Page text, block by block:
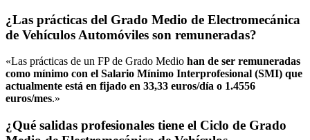
¿Las prácticas del Grado Medio de Electromecánica
de Vehículos Automóviles son remuneradas?
«Las prácticas de un FP de Grado Medio han de ser remuneradas
como mínimo con el Salario Mínimo Interprofesional (SMI) que
actualmente está en fijado en 33,33 euros/día o 1.4556
euros/mes.»
¿Qué salidas profesionales tiene el Ciclo de Grado